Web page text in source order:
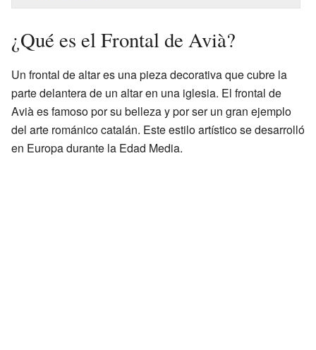
¿Qué es el Frontal de Avià?
Un frontal de altar es una pieza decorativa que cubre la
parte delantera de un altar en una iglesia. El frontal de
Avià es famoso por su belleza y por ser un gran ejemplo
del arte románico catalán. Este estilo artístico se desarrolló
en Europa durante la Edad Media.